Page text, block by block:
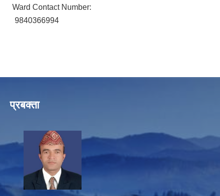
Ward Contact Number:
9840366994
प्रबक्ता